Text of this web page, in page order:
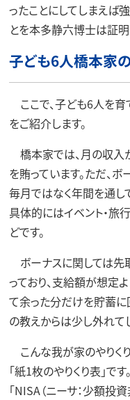
ったことにしてしまえば
とを本多静六博士は証明
子ども6人橋本家
ここで、子ども6人を
をご紹介します。
橋本家では、月の収入
を賄っています。ただ、
毎月ではなく年間を通し
具体的にはイベント・旅
どです。
ボーナスに関しては先
っており、支給額が想定
て余った分だけを貯蓄に
の教えからは少し外れて
こんな我が家のやりく
「紙1枚のやりくり表」で
「NISA（ニーサ：少額投